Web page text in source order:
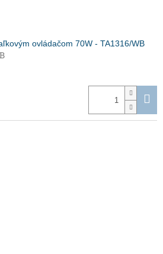
ovládačom 70W - TA1316/WB